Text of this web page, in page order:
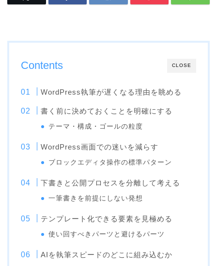
CLOSE
Contents
WordPress執筆が遅くなる理由を眺める
書く前に決めておくことを明確にする
テーマ・構成・ゴールの粒度
WordPress画面での迷いを減らす
ブロックエディタ操作の標準パターン
下書きと公開プロセスを分離して考える
一筆書きを前提にしない発想
テンプレート化できる要素を見極める
使い回すべきパーツと避けるパーツ
AIを執筆スピードのどこに組み込むか